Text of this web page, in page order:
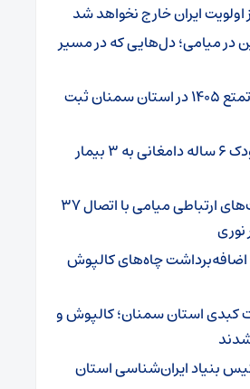
ایران خارج نخواهد شد
در میامی؛ دل‌هایی که در مسیر
۸۰۱ نفر برای حج تمتع ۱۴۰۵ در استان سمنان ثبت
اهدای اعضای کودک ۶ ساله دامغانی به ۳ بیمار
توسعه زیرساخت‌های ارتباطی میامی با اتصال ۳۷
نوری
اضافه‌برداشت چاه‌های کالپوش
کبدی استان سمنان؛ کالپوش و
بنیاد ایران‌شناسی استان